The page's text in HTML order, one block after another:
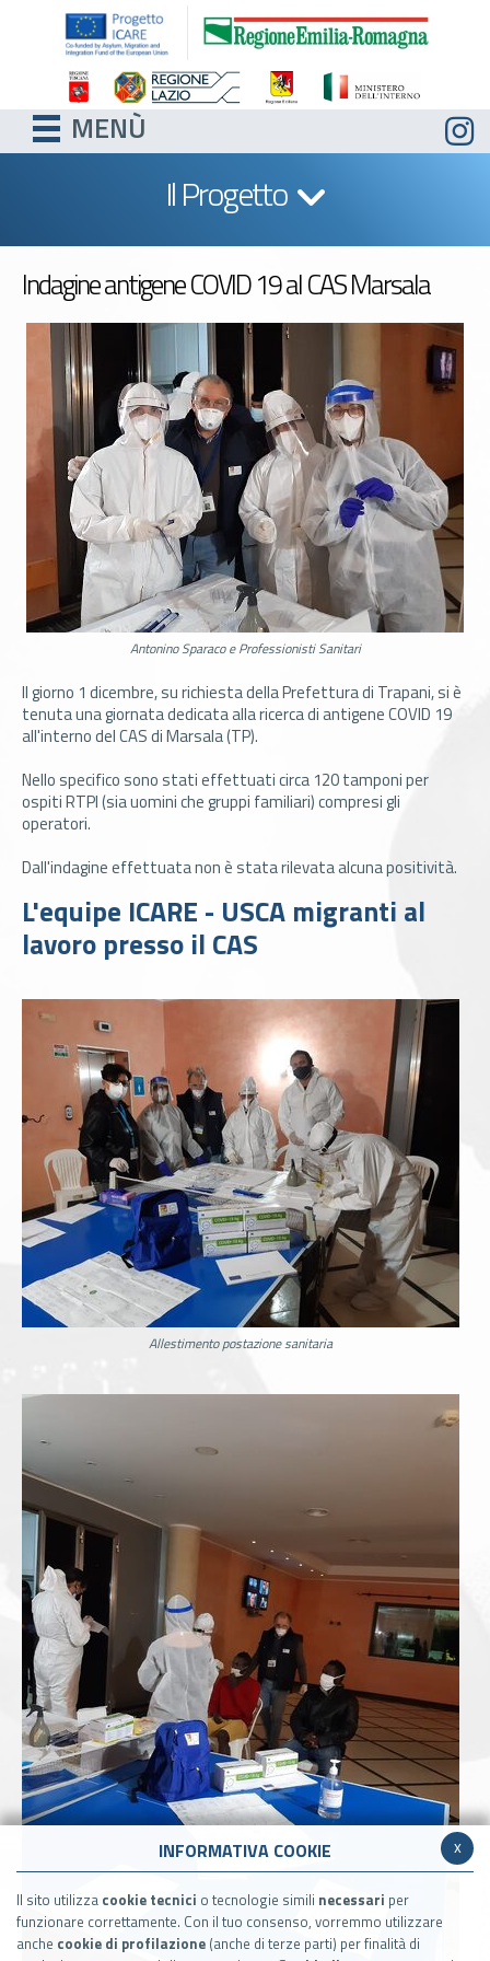
MENÙ
Il Progetto
Indagine antigene COVID 19 al CAS Marsala
Antonino Sparaco e Professionisti Sanitari
Il giorno 1 dicembre, su richiesta della Prefettura di Trapani, si è
tenuta una giornata dedicata alla ricerca di antigene COVID 19
all'interno del CAS di Marsala (TP).
Nello specifico sono stati effettuati circa 120 tamponi per
ospiti RTPI (sia uomini che gruppi familiari) compresi gli
operatori.
Dall'indagine effettuata non è stata rilevata alcuna positività.
L'equipe ICARE - USCA migranti al
lavoro presso il CAS
Allestimento postazione sanitaria
x
INFORMATIVA COOKIE
Il sito utilizza cookie tecnici o tecnologie simili necessari per
funzionare correttamente. Con il tuo consenso, vorremmo utilizzare
anche cookie di profilazione (anche di terze parti) per finalità di